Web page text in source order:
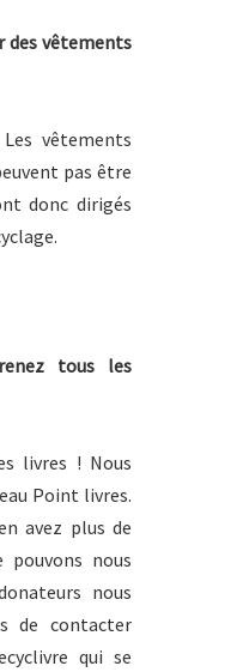
des vêtements
vêtements
pas être
donc dirigés
tous les
livres ! Nous
Point livres.
avez plus de
pouvons nous
nous
de contacter
qui se